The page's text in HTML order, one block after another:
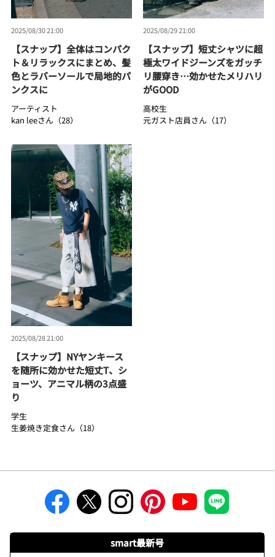
2025/08/30 21:00
【スナップ】全体はコンパク
ト＆リラックスにまとめ、髪
色とラバーソールで局地的パ
ンクスに
アーティスト
kan leeさん（28）
2025/08/29 21:00
【スナップ】短丈シャツに超
極太ワイドジーンズをガッチ
リ腰穿き…効かせたメリハリ
がGOOD
高校生
元ガスト店員さん（17）
2025/08/28 21:00
【スナップ】NYヤンキース
を随所に効かせた短丈T、シ
ョーツ、アニマル柄の3点盛
り
学生
生姜焼き定食さん（18）
smart最新号